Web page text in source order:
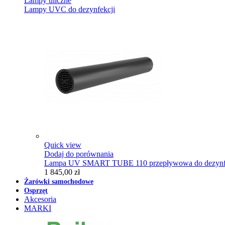
Lampy UVC do dezynfekcji
Quick view
Dodaj do porównania
Lampa UV SMART TUBE 110 przepływowa do
1 845,00 zł
Żarówki samochodowe
Osprzęt
Akcesoria
MARKI